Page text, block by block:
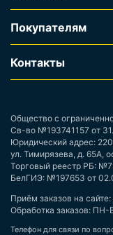
Покупателям
Контакты
Общество с
Св-во №193741157 от
Юридический адрес:
ул. Тимирязева, д. 65А,
Торговый реестр РБ:
БелГИЭ: №197653 от
Приём заказов на
Обработка заказов:
Телефон для связи по